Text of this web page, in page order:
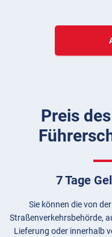
Preis
7 Tage
Sie können die von
Straßenverkehrsbehörde,
Lieferung oder innerhalb